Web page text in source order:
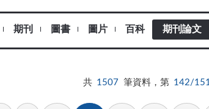
期刊 圖書 圖片 百科 期刊論文
共 1507 筆資料，第 142/151